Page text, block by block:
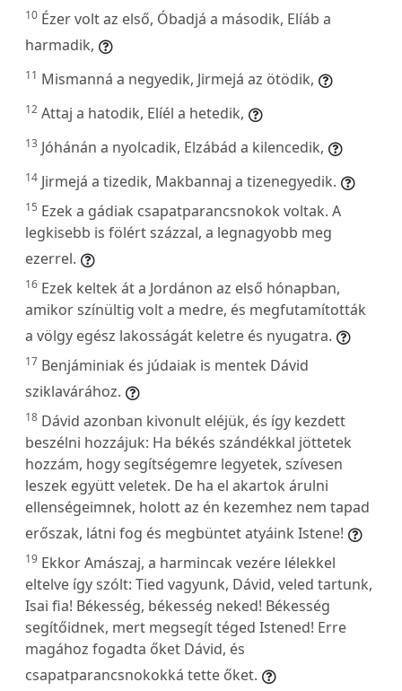
10 Ézer volt az első, Óbadjá a második, Elíáb a
harmadik,
11 Mismanná a negyedik, Jirmejá az ötödik,
12 Attaj a hatodik, Elíél a hetedik,
13 Jóhánán a nyolcadik, Elzábád a kilencedik,
14 Jirmejá a tizedik, Makbannaj a tizenegyedik.
15 Ezek a gádiak csapatparancsnokok voltak. A
legkisebb is fölért százzal, a legnagyobb meg
ezerrel.
16 Ezek keltek át a Jordánon az első hónapban,
amikor színültig volt a medre, és megfutamították
a völgy egész lakosságát keletre és nyugatra.
17 Benjáminiak és júdaiak is mentek Dávid
sziklavárához.
18 Dávid azonban kivonult eléjük, és így kezdett
beszélni hozzájuk: Ha békés szándékkal jöttetek
hozzám, hogy segítségemre legyetek, szívesen
leszek együtt veletek. De ha el akartok árulni
ellenségeimnek, holott az én kezemhez nem tapad
erőszak, látni fog és megbüntet atyáink Istene!
19 Ekkor Amászaj, a harmincak vezére lélekkel
eltelve így szólt: Tied vagyunk, Dávid, veled tartunk,
Isai fia! Békesség, békesség neked! Békesség
segítőidnek, mert megsegít téged Istened! Erre
magához fogadta őket Dávid, és
csapatparancsnokokká tette őket.